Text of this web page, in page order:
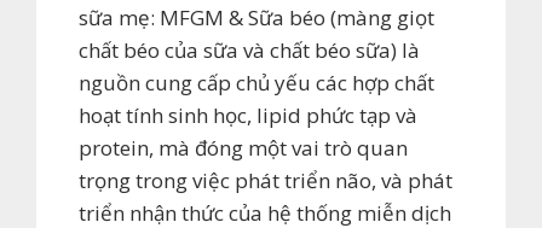
sữa mẹ: MFGM & Sữa béo (màng giọt
chất béo của sữa và chất béo sữa) là
nguồn cung cấp chủ yếu các hợp chất
hoạt tính sinh học, lipid phức tạp và
protein, mà đóng một vai trò quan
trọng trong việc phát triển não, và phát
triển nhận thức của hệ thống miễn dịch